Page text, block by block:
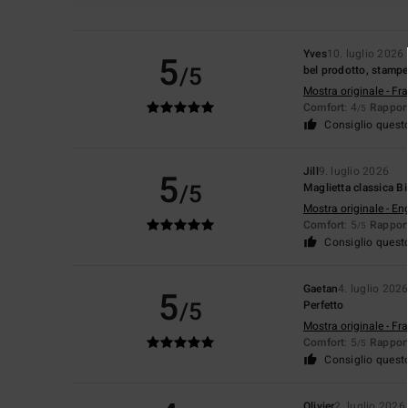
5/5
Yves10. luglio 2026
bel prodotto, stampe
Mostra originale -
Comfort: 4/5
Consiglio
5/5
Jill9. luglio 2026
Maglietta classica
Mostra originale -
Comfort: 5/5
Consiglio
5/5
Gaetan4. luglio 2026
Perfetto
Mostra originale -
Comfort: 5/5
Consiglio